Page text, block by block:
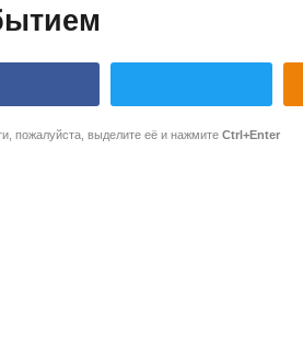
пожалуйста, выделите её и нажмите Ctrl+Enter